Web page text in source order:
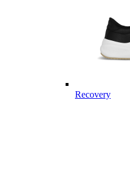
Recovery